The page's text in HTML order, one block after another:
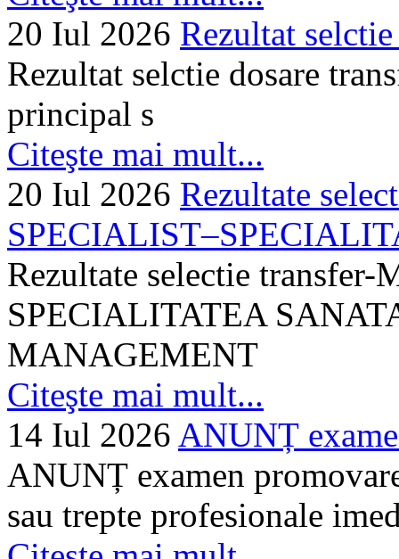
20 Iul 2026 Rezultat
Rezultat selctie dosare
principal s
Citeşte mai mult...
20 Iul 2026 Rezultate
Rezultate selectie
SPECIALITATEA
MANAGEMENT
Citeşte mai mult...
14 Iul 2026 ANUNȚ
ANUNȚ examen
sau trepte profesionale